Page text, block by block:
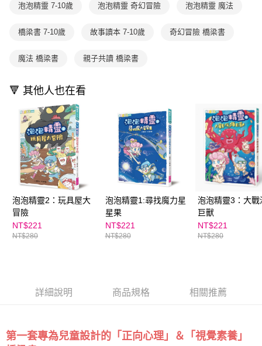
泡泡精靈 7-10歲 泡泡精靈 奇幻冒險 泡泡精靈 魔法
橋梁書 7-10歲 故事讀本 7-10歲 奇幻冒險 橋梁書
魔法 橋梁書 親子共讀 橋梁書
🔻 其他人也在看
泡泡精靈2：玩具屋大
冒險
NT$221
NT$280
泡泡精靈1:尋找魔力星
星果
NT$221
NT$280
泡泡精靈3：大戰
巨獸
NT$221
NT$280
詳細說明 商品規格 相關推薦
第一套專為兒童設計的「正向心理」＆「視覺素養」